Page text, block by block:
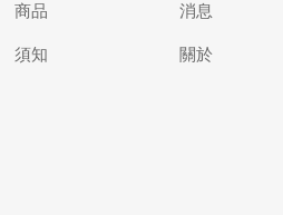
商品 消息
須知 關於